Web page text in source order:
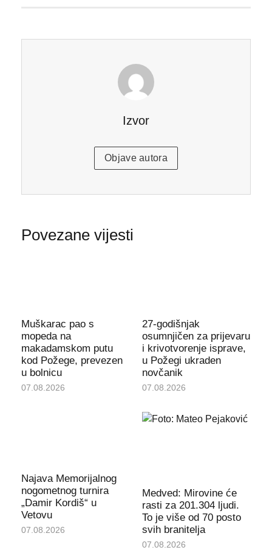
Izvor
Objave autora
Povezane vijesti
Muškarac pao s
mopeda na
makadamskom putu
kod Požege, prevezen
u bolnicu
07.08.2026
27-godišnjak
osumnjičen za prijevaru
i krivotvorenje isprave,
u Požegi ukraden
novčanik
07.08.2026
Najava Memorijalnog
nogometnog turnira
„Damir Kordiš“ u
Vetovu
07.08.2026
Medved: Mirovine će
rasti za 201.304 ljudi.
To je više od 70 posto
svih branitelja
07.08.2026